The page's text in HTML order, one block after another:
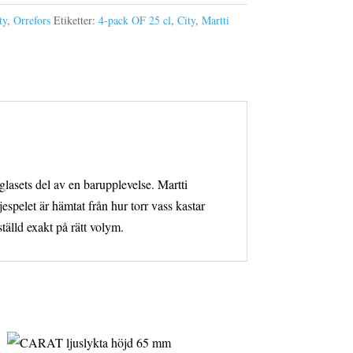
, Orrefors Etiketter: 4-pack OF 25 cl, City, Martti
del av en barupplevelse. Martti
är hämtat från hur torr vass kastar
exakt på rätt volym.